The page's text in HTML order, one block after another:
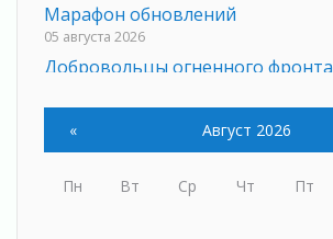
Марафон обновлений
05 августа 2026
Добровольцы огненного фронта
С заботой о здоровье
05 августа 2026
05 августа 2026
« Август 2026
Пн Вт Ср Чт Пт